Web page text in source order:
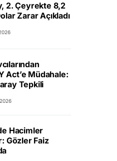
2. Çeyrekte 8,2
Zarar Açıkladı
Act’e Müdahale:
Tepkili
Hacimler
Gözler Faiz